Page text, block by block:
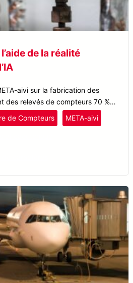
de la réalité
aivi sur la fabrication des
des relevés de compteurs 70 %
de données automatisés
compteurs réduites.
de Compteurs META-aivi